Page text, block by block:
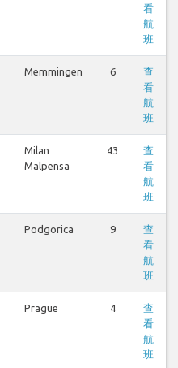
看
航
班
Memmingen 6
查
看
航
班
Milan
Malpensa
43
查
看
航
班
Podgorica 9
查
看
航
班
Prague 4
查
看
航
班